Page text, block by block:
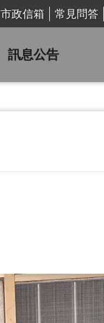
市政信箱 常見問答
訊息公告